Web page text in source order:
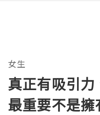
女生
真正有吸引
最重要不是